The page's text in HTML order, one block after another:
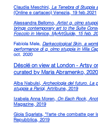
Claudia Meschini, La Tenebra di Stuppia
(Online e cartaceo) Venezia, 19 feb.2021
Alessandra Bellomo, Artist g. olmo
brings contemporary art to the Suite
Foscolo in Venice, MyArtGuide, 15 feb.
Fabiola Mele, Darkecological Skin, a
performance di g. olmo stuppia in Villa
oct. 2020
Désolé on view at London - Artsy
curated by Maria Abramenko, 2020
Alba Nabulsi, Archeologia del futuro. La
stuppia a Parigi, Artribune, 2019
Izabela Anna Moren, On Each Rock,
Magazine, 2019
Gioia Sgarlata, "l'arte che combatte per
Repubblica, 2019